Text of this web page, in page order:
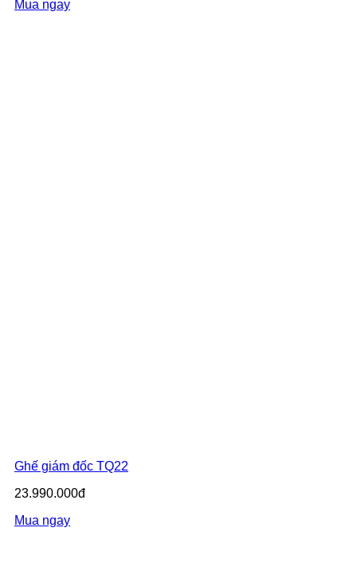
Mua ngay
Ghế giám đốc TQ22
23.990.000đ
Mua ngay